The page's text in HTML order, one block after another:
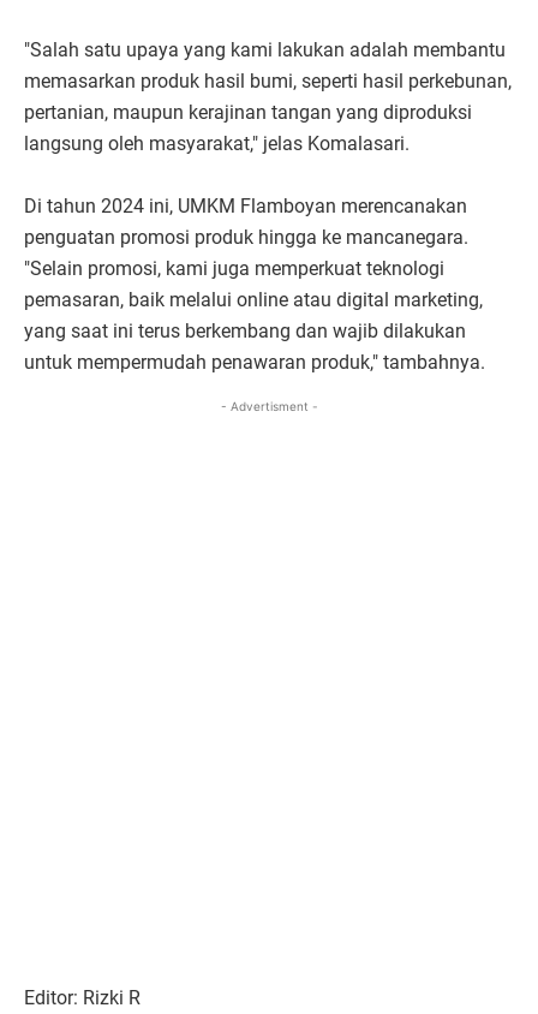
"Salah satu upaya yang kami lakukan adalah membantu
memasarkan produk hasil bumi, seperti hasil perkebunan,
pertanian, maupun kerajinan tangan yang diproduksi
langsung oleh masyarakat," jelas Komalasari.
Di tahun 2024 ini, UMKM Flamboyan merencanakan
penguatan promosi produk hingga ke mancanegara.
"Selain promosi, kami juga memperkuat teknologi
pemasaran, baik melalui online atau digital marketing,
yang saat ini terus berkembang dan wajib dilakukan
untuk mempermudah penawaran produk," tambahnya.
- Advertisment -
Editor: Rizki R